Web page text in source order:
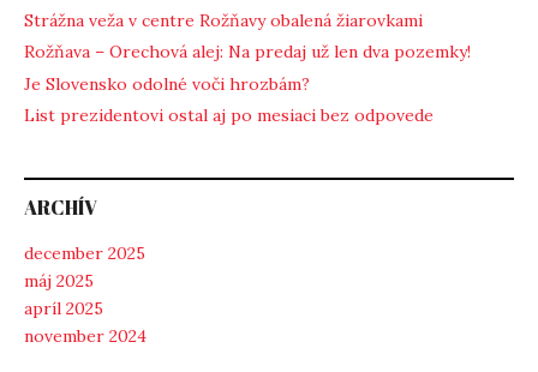
Strážna veža v centre Rožňavy obalená žiarovkami
Rožňava – Orechová alej: Na predaj už len dva pozemky!
Je Slovensko odolné voči hrozbám?
List prezidentovi ostal aj po mesiaci bez odpovede
ARCHÍV
december 2025
máj 2025
apríl 2025
november 2024